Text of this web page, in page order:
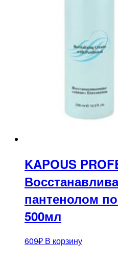
KAPOUS
пантенолом
500мл
609₽ В корзину